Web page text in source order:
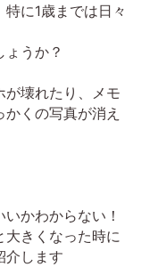
に1歳までは日々
うか？
が壊れたり、メモ
くの写真が消え
かわからない！
大きくなった時に
介します